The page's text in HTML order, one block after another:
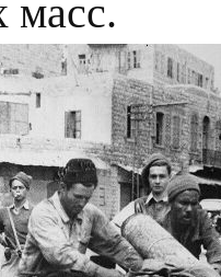
масс.